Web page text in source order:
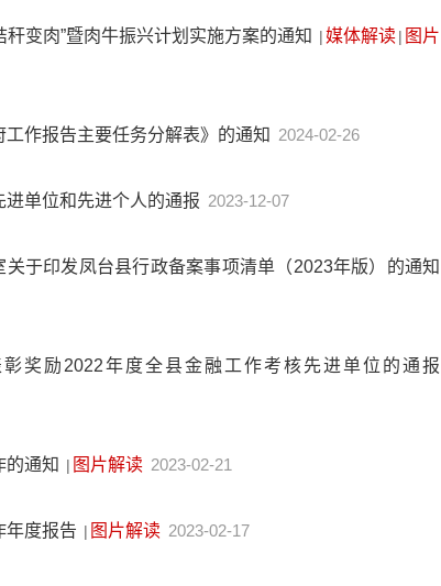
变肉”暨肉牛振兴计划实施方案的通知 |媒体解读| 图片
作报告主要任务分解表》的通知 2024-02-26
单位和先进个人的通报 2023-12-07
关于印发凤台县行政备案事项清单（2023年版）的通知
奖励2022年度全县金融工作考核先进单位的通报
的通知 | 图片解读 2023-02-21
年度报告 | 图片解读 2023-02-17